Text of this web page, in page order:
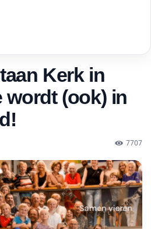
Kerk in
wordt (ook) in
7707